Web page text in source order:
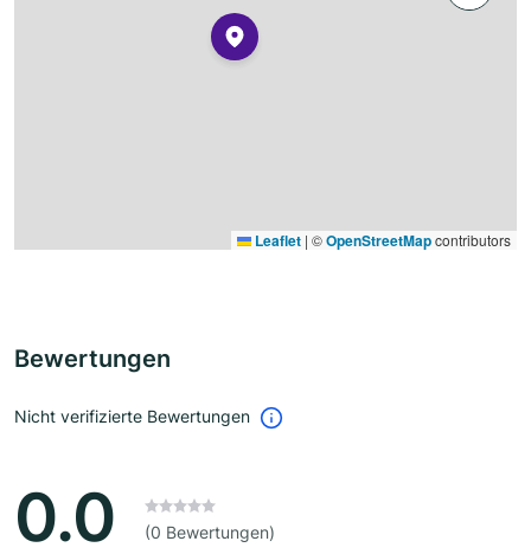
Leaflet | ©OpenStreetMapcontributors
Bewertungen
Nicht verifizierte Bewertungen
0.0 (0 Bewertungen)